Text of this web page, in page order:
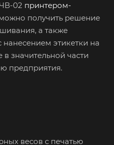
02 принтером-
получить решение
а также
нанесением этикетки на
значительной части
предприятия.
весов с печатью